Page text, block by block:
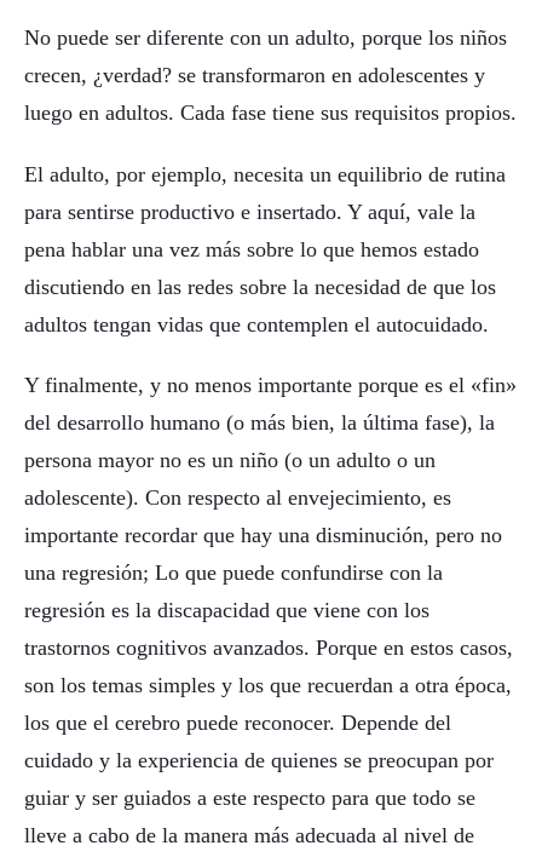
No puede ser diferente con un adulto, porque los niños
crecen, ¿verdad? se transformaron en adolescentes y
luego en adultos. Cada fase tiene sus requisitos propios.
El adulto, por ejemplo, necesita un equilibrio de rutina
para sentirse productivo e insertado. Y aquí, vale la
pena hablar una vez más sobre lo que hemos estado
discutiendo en las redes sobre la necesidad de que los
adultos tengan vidas que contemplen el autocuidado.
Y finalmente, y no menos importante porque es el «fin»
del desarrollo humano (o más bien, la última fase), la
persona mayor no es un niño (o un adulto o un
adolescente). Con respecto al envejecimiento, es
importante recordar que hay una disminución, pero no
una regresión; Lo que puede confundirse con la
regresión es la discapacidad que viene con los
trastornos cognitivos avanzados. Porque en estos casos,
son los temas simples y los que recuerdan a otra época,
los que el cerebro puede reconocer. Depende del
cuidado y la experiencia de quienes se preocupan por
guiar y ser guiados a este respecto para que todo se
lleve a cabo de la manera más adecuada al nivel de